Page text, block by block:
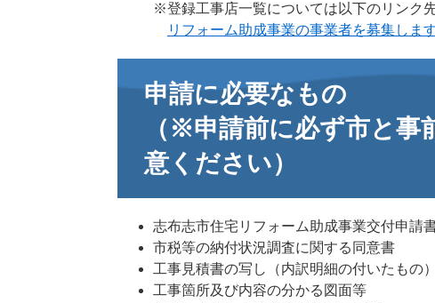
※登録工事店一覧については以下のリンク
リフォーム助成事業の事業者を募集しま
申請に必要なもの
（※申請前に必ず市と事
意ください）
志布志市住宅リフォーム助成事業交付申請
市税等の納付状況調査に関する同意書
工事見積書の写し（内訳明細の付いたもの）
工事箇所及び内容の分かる図面等